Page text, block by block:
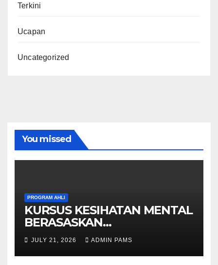
Terkini
Ucapan
Uncategorized
You missed
PROGRAM AHLI
KURSUS KESIHATAN MENTAL
BERASASKAN
HYPNOTHERAPY GERAN
OLEH KPWKKK SARAWAK
JULY 21, 2026 ADMIN PAMS